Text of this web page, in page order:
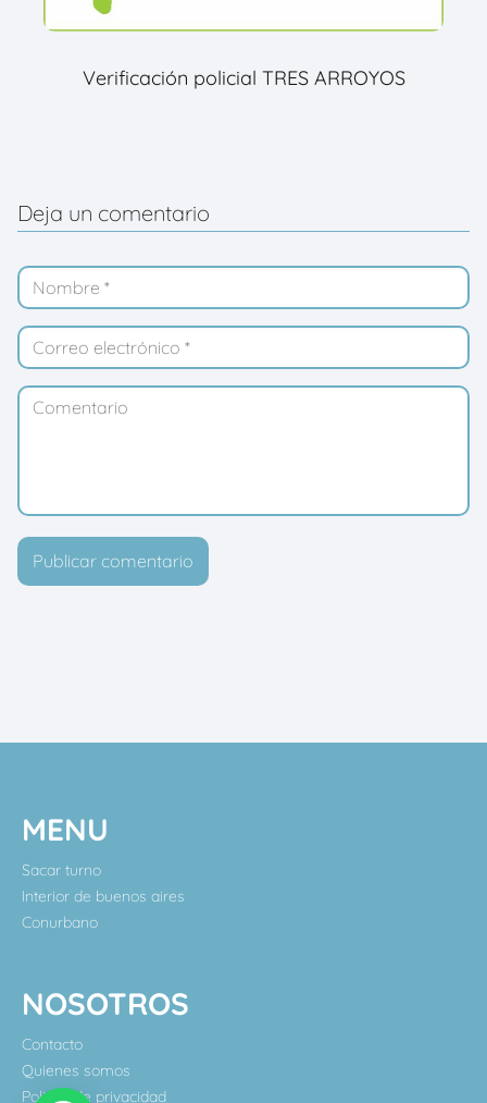
Verificación policial TRES ARROYOS
Deja un comentario
MENU
Sacar turno
Interior de buenos aires
Conurbano
NOSOTROS
Contacto
Quienes somos
Politica de privacidad